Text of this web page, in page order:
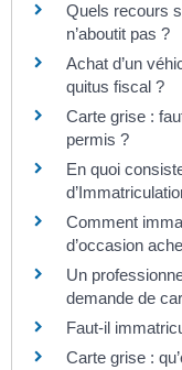
Quels recours
n’aboutit pas ?
Achat d’un
quitus fiscal ?
Carte grise :
permis ?
En quoi
Comment
d’occasion
Un
demande de
Faut-il
Carte grise :